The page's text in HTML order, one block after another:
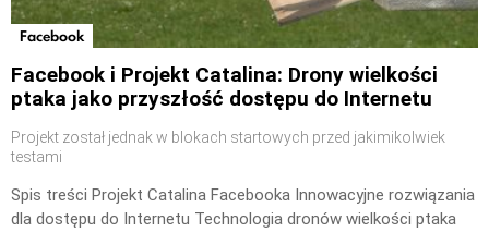
Facebook
Facebook i Projekt Catalina: Drony wielkości
ptaka jako przyszłość dostępu do Internetu
Projekt został jednak w blokach startowych przed jakimikolwiek
testami
Spis treści Projekt Catalina Facebooka Innowacyjne rozwiązania
dla dostępu do Internetu Technologia dronów wielkości ptaka